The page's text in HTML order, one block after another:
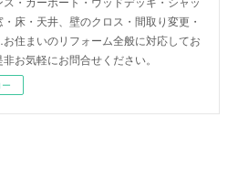
床・天井、壁のクロス・間取り変更・
住まいのリフォーム全般に対応してお
お気軽にお問合せください。